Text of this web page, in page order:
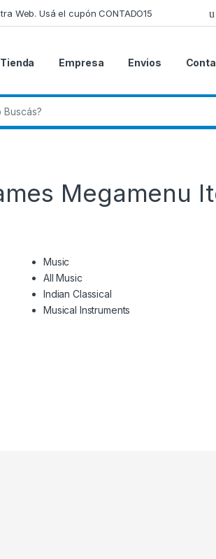
Web. Usá el cupón CONTADO15
Tienda Empresa Envios
Megamenu
Music
All Music
Indian Classical
Musical Instruments